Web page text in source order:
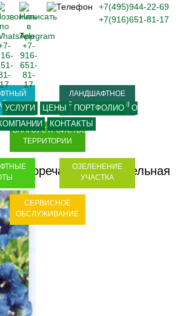
-Горечавка бесстебельная
+7(495)944-22-69
+7(916)651-81-17
УСЛУГИ ЦЕНЫ ПОРТФОЛИО
О
КОНТАКТЫ
ЛАНДШАФТНОЕ
ПРОЕКТИРОВАНИЕ
БЛАГОУСТРОЙСТВО
ТЕРРИТОРИИ
ОЗЕЛЕНЕНИЕ
УЧАСТКА
СЕРВИСНОЕ
ОБСЛУЖИВАНИЕ